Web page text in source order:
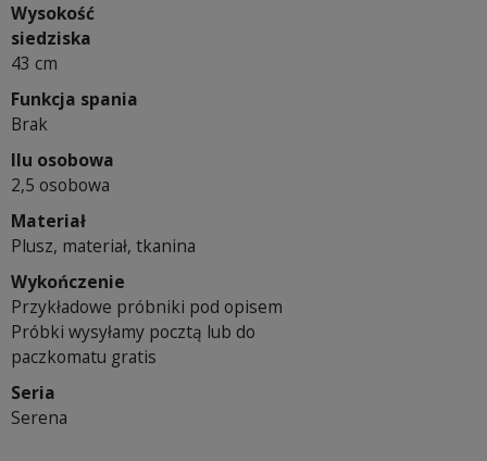
Wysokość
siedziska
43 cm
Funkcja spania
Brak
Ilu osobowa
2,5 osobowa
Materiał
Plusz, materiał, tkanina
Wykończenie
Przykładowe próbniki pod opisem
Próbki wysyłamy pocztą lub do
paczkomatu gratis
Seria
Serena